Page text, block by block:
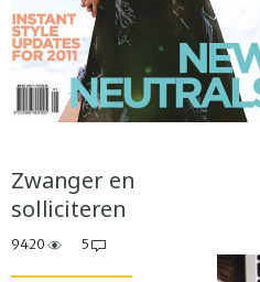
Zwanger en
solliciteren
9420 5